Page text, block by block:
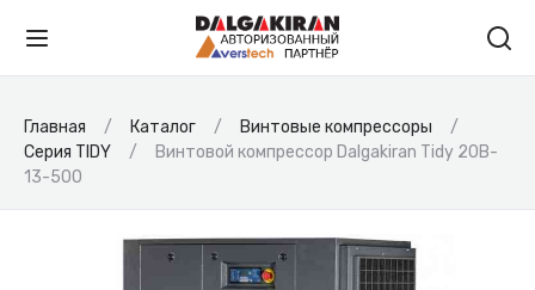
Главная Каталог
Винтовые компрессоры
Серия TIDY
Винтовой компрессор Dalgakiran Tidy 20B-
13-500